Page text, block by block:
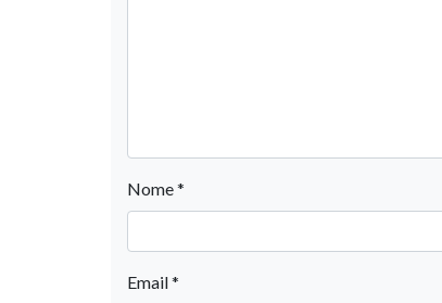
Nome*
Email*